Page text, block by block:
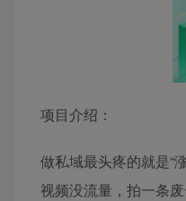
项目介绍：
做私域最头疼的就是“
视频没流量，拍一条